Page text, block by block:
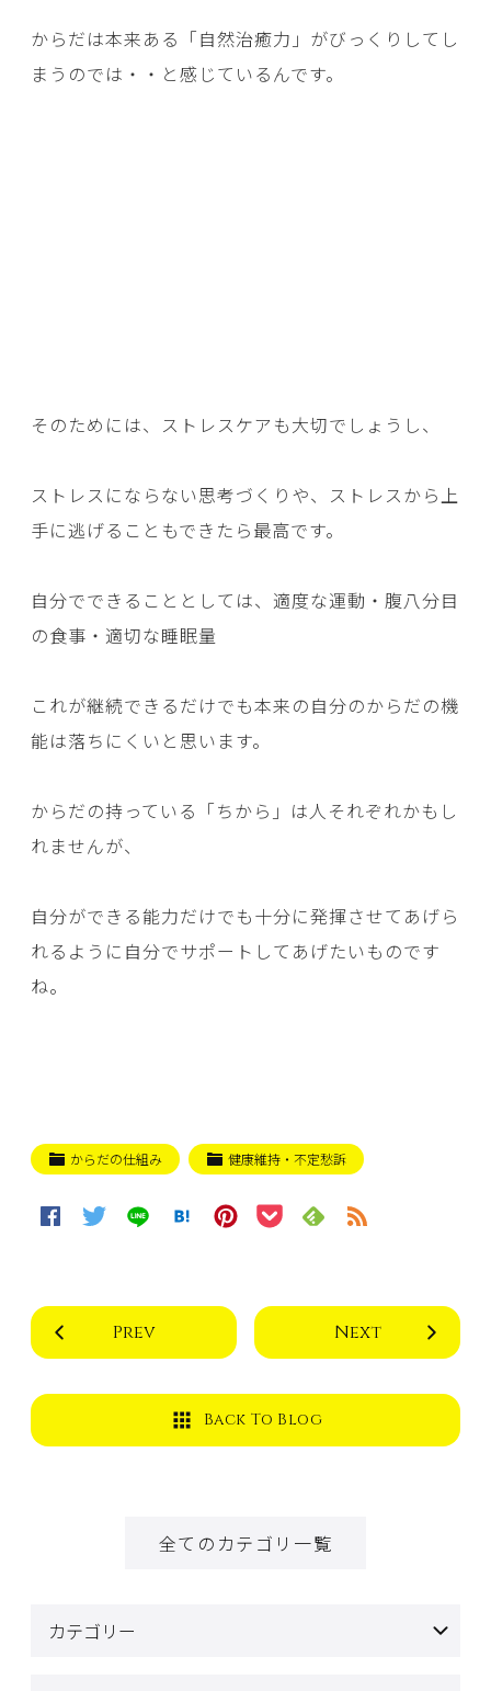
からだは本来ある「自然治癒力」がびっくりしてし
まうのでは・・と感じているんです。
そのためには、ストレスケアも大切でしょうし、
ストレスにならない思考づくりや、ストレスから上
手に逃げることもできたら最高です。
自分でできることとしては、適度な運動・腹八分目
の食事・適切な睡眠量
これが継続できるだけでも本来の自分のからだの機
能は落ちにくいと思います。
からだの持っている「ちから」は人それぞれかもし
れませんが、
自分ができる能力だけでも十分に発揮させてあげら
れるように自分でサポートしてあげたいものです
ね。
からだの仕組み 健康維持・不定愁訴
Prev Next
Back To Blog
全てのカテゴリ一覧